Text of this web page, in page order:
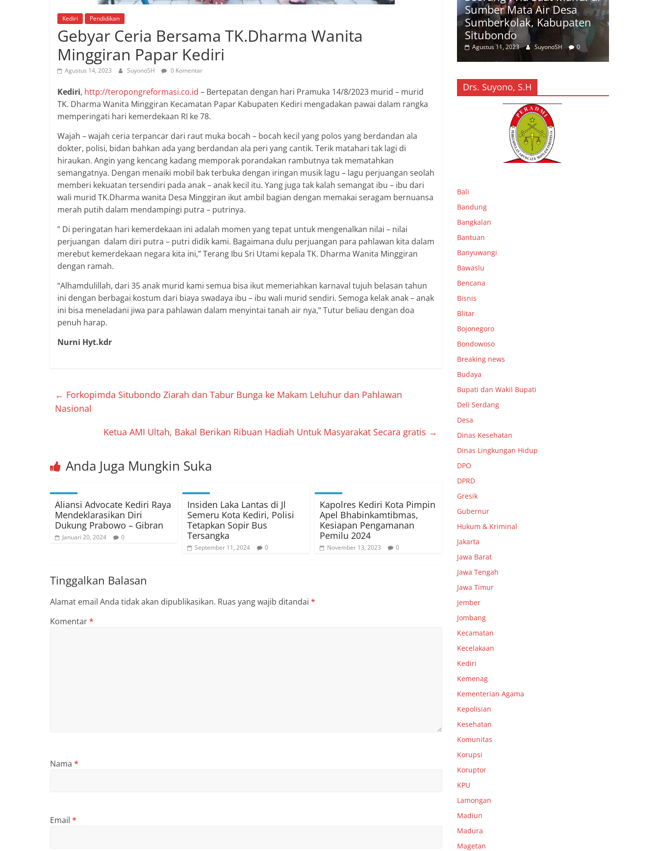
Kediri Pendidikan
Gebyar Ceria Bersama TK.Dharma Wanita
Minggiran Papar Kediri
Agustus 14, 2023 SuyonoSH 0 Komentar
Kediri, http://teropongreformasi.co.id – Bertepatan dengan hari Pramuka 14/8/2023 murid – murid
TK. Dharma Wanita Minggiran Kecamatan Papar Kabupaten Kediri mengadakan pawai dalam rangka
memperingati hari kemerdekaan RI ke 78.
Wajah – wajah ceria terpancar dari raut muka bocah – bocah kecil yang polos yang berdandan ala
dokter, polisi, bidan bahkan ada yang berdandan ala peri yang cantik. Terik matahari tak lagi di
hiraukan. Angin yang kencang kadang memporak porandakan rambutnya tak mematahkan
semangatnya. Dengan menaiki mobil bak terbuka dengan iringan musik lagu – lagu perjuangan seolah
memberi kekuatan tersendiri pada anak – anak kecil itu. Yang juga tak kalah semangat ibu – ibu dari
wali murid TK.Dharma wanita Desa Minggiran ikut ambil bagian dengan memakai seragam bernuansa
merah putih dalam mendampingi putra – putrinya.
” Di peringatan hari kemerdekaan ini adalah momen yang tepat untuk mengenalkan nilai – nilai
perjuangan dalam diri putra – putri didik kami. Bagaimana dulu perjuangan para pahlawan kita dalam
merebut kemerdekaan negara kita ini,” Terang Ibu Sri Utami kepala TK. Dharma Wanita Minggiran
dengan ramah.
“Alhamdulillah, dari 35 anak murid kami semua bisa ikut memeriahkan karnaval tujuh belasan tahun
ini dengan berbagai kostum dari biaya swadaya ibu – ibu wali murid sendiri. Semoga kelak anak – anak
ini bisa meneladani jiwa para pahlawan dalam menyintai tanah air nya,” Tutur beliau dengan doa
penuh harap.
Nurni Hyt.kdr
← Forkopimda Situbondo Ziarah dan Tabur Bunga ke Makam Leluhur dan Pahlawan
Nasional
Ketua AMI Ultah, Bakal Berikan Ribuan Hadiah Untuk Masyarakat Secara gratis →
Anda Juga Mungkin Suka
Aliansi Advocate Kediri Raya
Mendeklarasikan Diri
Dukung Prabowo – Gibran
Januari 20, 2024 0
Insiden Laka Lantas di Jl
Semeru Kota Kediri, Polisi
Tetapkan Sopir Bus
Tersangka
September 11, 2024 0
Kapolres Kediri Kota Pimpin
Apel Bhabinkamtibmas,
Kesiapan Pengamanan
Pemilu 2024
November 13, 2023 0
Tinggalkan Balasan
Alamat email Anda tidak akan dipublikasikan. Ruas yang wajib ditandai *
Komentar*
Nama *
Email *
Sumber Mata Air Desa
Situbondo
Sumber Mata Air Desa
Sumberkolak, Kabupaten
Situbondo
Agustus 11, 2023 SuyonoSH 0
Drs. Suyono, S.H
Bali
Bandung
Bangkalan
Bantuan
Banyuwangi
Bawaslu
Bencana
Bisnis
Blitar
Bojonegoro
Bondowoso
Breaking news
Budaya
Bupati dan Wakil Bupati
Deli Serdang
Desa
Dinas Kesehatan
Dinas Lingkungan Hidup
DPO
DPRD
Gresik
Gubernur
Hukum & Kriminal
Jakarta
Jawa Barat
Jawa Tengah
Jawa Timur
Jember
Jombang
Kecamatan
Kecelakaan
Kediri
Kemenag
Kementerian Agama
Kepolisian
Kesehatan
Komunitas
Korupsi
Koruptor
KPU
Lamongan
Madiun
Madura
Magetan